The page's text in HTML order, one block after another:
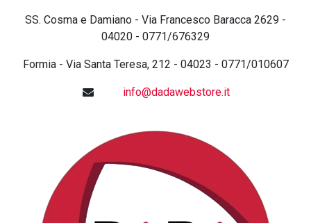
SS. Cosma e Damiano - Via Francesco Baracca 2629 -
04020 - 0771/676329
Formia - Via Santa Teresa, 212 - 04023 - 0771/010607
info@dadawebstore.it